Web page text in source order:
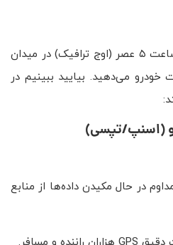
فرض کنید یک روز بارانی در ساعت ۵ عصر (اوج ترافیک) در میدان
می‌دهید. بیایید ببینیم در
(اسنپ/تپسی)
در حال مکیدن داده‌ها از منابع